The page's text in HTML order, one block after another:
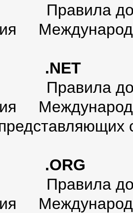
Правила
.NET
Правила
.ORG
Правила